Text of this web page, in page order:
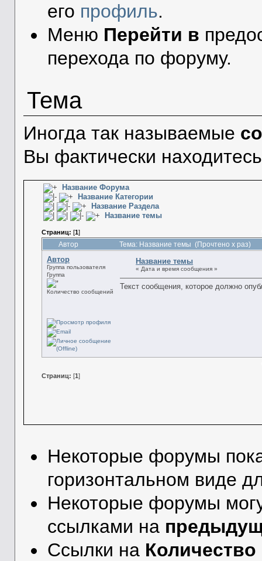
его профиль.
Меню Перейти в
перехода по форуму.
Тема
Иногда так называемые
Вы фактически
Название Форума
Название Категории
Название Раздела
Название темы
Страниц: [1]
Автор Тема: Название темы (Прочтено x раз)
Автор
Группа пользователя
Группа
Количество сообщений
Название темы
« Дата и время сообщения »
Текст сообщения, которое должно
Страниц: [1]
Некоторые форумы
горизонтальном виде
Некоторые форумы
ссылками на
Ссылки на Количество